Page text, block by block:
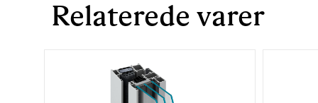
Relaterede varer